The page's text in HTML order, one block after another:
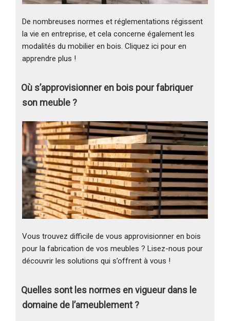
De nombreuses normes et réglementations régissent
la vie en entreprise, et cela concerne également les
modalités du mobilier en bois. Cliquez ici pour en
apprendre plus !
Où s’approvisionner en bois pour fabriquer
son meuble ?
Vous trouvez difficile de vous approvisionner en bois
pour la fabrication de vos meubles ? Lisez-nous pour
découvrir les solutions qui s’offrent à vous !
Quelles sont les normes en vigueur dans le
domaine de l’ameublement ?